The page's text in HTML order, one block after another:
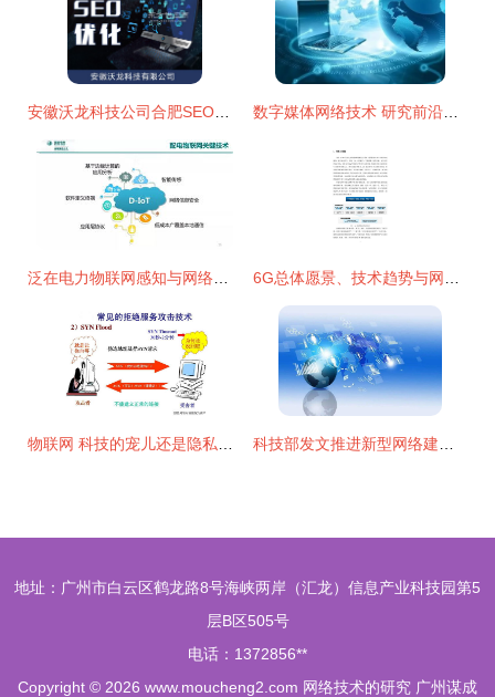
地址：广州市白云区鹤龙路8号海峡两岸（汇龙）信息产业科技园第5
层B区505号
电话：1372856**
Copyright © 2026 www.moucheng2.com 网络技术的研究 广州谋成